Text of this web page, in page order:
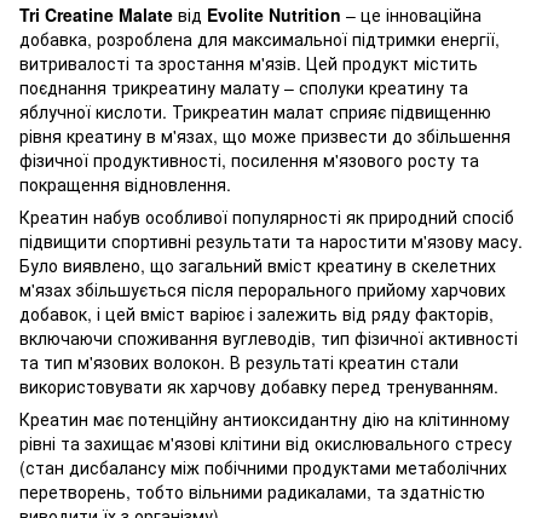
Tri Creatine Malate від Evolite Nutrition – це інноваційна
добавка, розроблена для максимальної підтримки енергії,
витривалості та зростання м'язів. Цей продукт містить
поєднання трикреатину малату – сполуки креатину та
яблучної кислоти. Трикреатин малат сприяє підвищенню
рівня креатину в м'язах, що може призвести до збільшення
фізичної продуктивності, посилення м'язового росту та
покращення відновлення.
Креатин набув особливої ​​популярності як природний спосіб
підвищити спортивні результати та наростити м'язову масу.
Було виявлено, що загальний вміст креатину в скелетних
м'язах збільшується після перорального прийому харчових
добавок, і цей вміст варіює і залежить від ряду факторів,
включаючи споживання вуглеводів, тип фізичної активності
та тип м'язових волокон. В результаті креатин стали
використовувати як харчову добавку перед тренуванням.
Креатин має потенційну антиоксидантну дію на клітинному
рівні та захищає м'язові клітини від окислювального стресу
(стан дисбалансу між побічними продуктами метаболічних
перетворень, тобто вільними радикалами, та здатністю